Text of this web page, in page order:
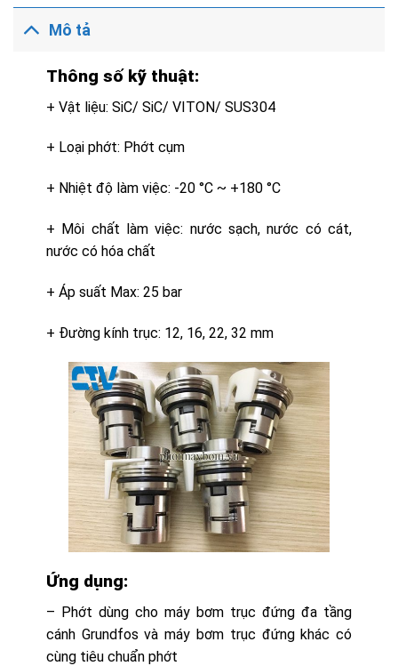
Mô tả
Thông số kỹ thuật:
+ Vật liệu: SiC/ SiC/ VITON/ SUS304
+ Loại phớt: Phớt cụm
+ Nhiệt độ làm việc: -20 °C ~ +180 °C
+ Môi chất làm việc: nước sạch, nước có cát,
nước có hóa chất
+ Áp suất Max: 25 bar
+ Đường kính trục: 12, 16, 22, 32 mm
Ứng dụng:
– Phớt dùng cho máy bơm trục đứng đa tầng
cánh Grundfos và máy bơm trục đứng khác có
cùng tiêu chuẩn phớt